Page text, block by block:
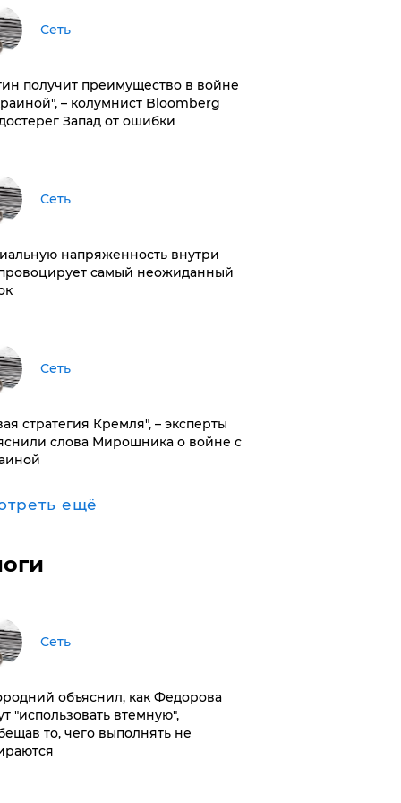
Сеть
получит преимущество в войне
– колумнист Bloomberg
Запад от ошибки
Сеть
напряженность внутри
самый неожиданный
Сеть
стратегия Кремля", – эксперты
слова Мирошника о войне с
ещё
Сеть
объяснил, как Федорова
"использовать втемную",
то, чего выполнять не